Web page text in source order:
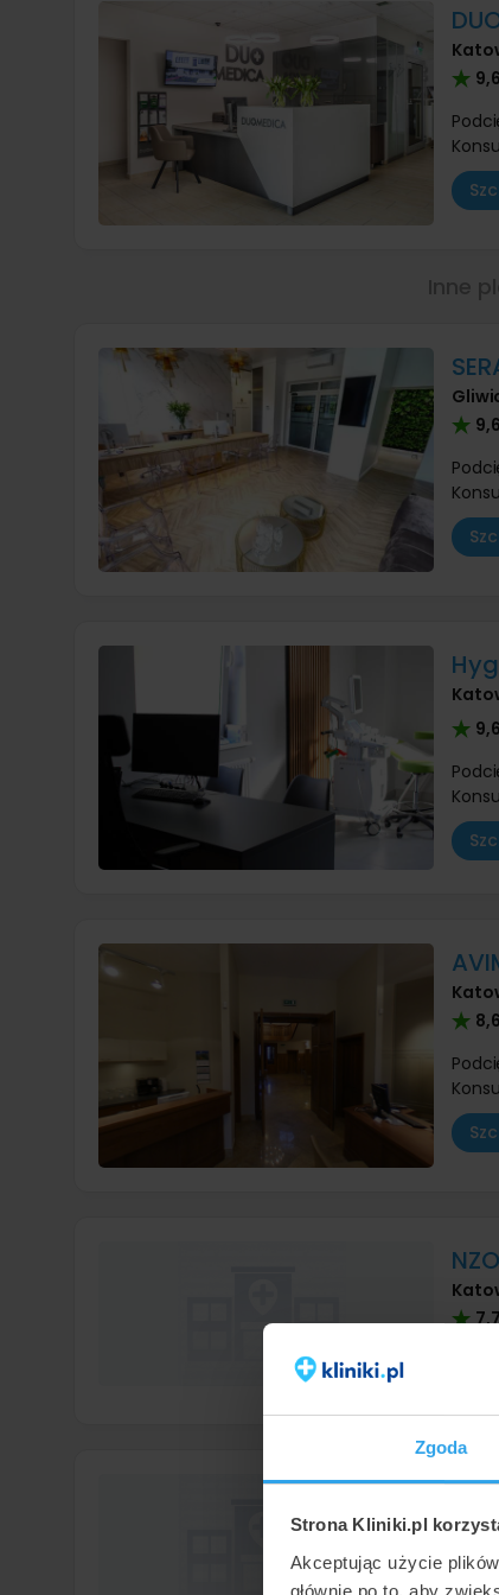
Zgoda
Strona Kliniki.pl
Akceptując użycie
głównie po to, aby
9,6
9,6
9,6
8,6
9,5